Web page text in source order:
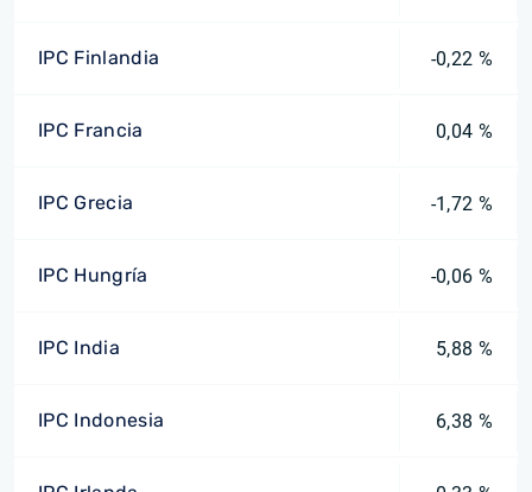
IPC Finlandia -0,22 %
IPC Francia 0,04 %
IPC Grecia -1,72 %
IPC Hungría -0,06 %
IPC India 5,88 %
IPC Indonesia 6,38 %